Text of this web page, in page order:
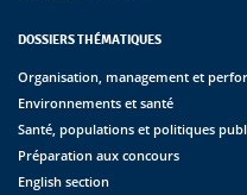
DOSSIERS THÉMATIQUES
Organisation, management et
Environnements et santé
Santé, populations et politiques
Préparation aux concours
English section